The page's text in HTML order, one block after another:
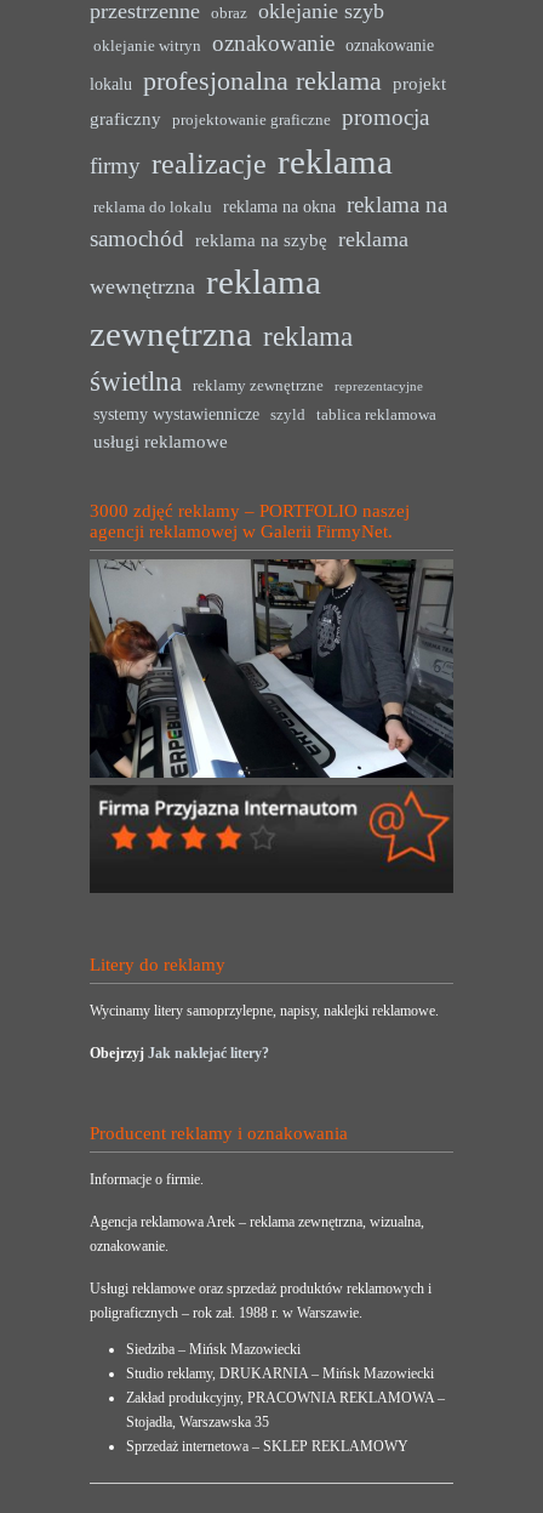
przestrzenne obraz oklejanie szyb
oklejanie witryn oznakowanie oznakowanie
lokalu profesjonalna reklama projekt
graficzny
projektowanie graficzne
promocja
firmy realizacje reklama
reklama do lokalu reklama na okna reklama na
samochód reklama na szybę reklama
wewnętrzna reklama
zewnętrzna reklama
świetlna
reklamy zewnętrzne reprezentacyjne
systemy wystawiennicze szyld tablica reklamowa
usługi reklamowe
3000 zdjęć reklamy – PORTFOLIO naszej
agencji reklamowej w Galerii FirmyNet.
Litery do reklamy
Wycinamy litery samoprzylepne, napisy, naklejki reklamowe.
Obejrzyj Jak naklejać litery?
Producent reklamy i oznakowania
Informacje o firmie.
Agencja reklamowa Arek – reklama zewnętrzna, wizualna,
oznakowanie.
Usługi reklamowe oraz sprzedaż produktów reklamowych i
poligraficznych – rok zał. 1988 r. w Warszawie.
Siedziba – Mińsk Mazowiecki
Studio reklamy, DRUKARNIA – Mińsk Mazowiecki
Zakład produkcyjny, PRACOWNIA REKLAMOWA –
Stojadła, Warszawska 35
Sprzedaż internetowa – SKLEP REKLAMOWY